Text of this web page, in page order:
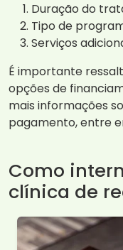
Duração do
Tipo de
Serviços
É importante
opções de
mais informações
pagamento, entre
Como
clínica de